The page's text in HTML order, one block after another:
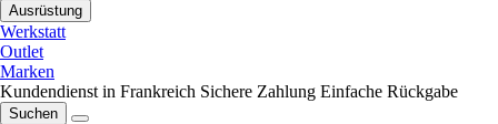
Ausrüstung
Werkstatt
Outlet
Marken
Kundendienst in Frankreich Sichere Zahlung Einfache Rückgabe
Suchen